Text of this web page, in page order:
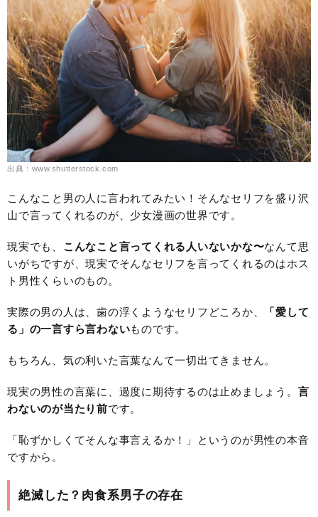
出典：www.shutterstock.com
こんなこと男の人に言われてみたい！そんなセリフを盛り沢
山で言ってくれるのが、少女漫画の世界です。
現実でも、 こんなこと言ってくれる人いないかな〜なんて思
いがちですが、現実でそんなセリフを言ってくれるのはホス
ト男性くらいのもの。
実際の男の人は、歯の浮くようなセリフどころか、
「愛して
る」の一言すら言わないものです。
もちろん、気の利いた言葉なんて一切出てきません。
現実の男性の言葉に、過度に期待するのは止めましょう。 言
わないのが当たり前です。
「恥ずかしくてそんな事言えるか！」というのが男性の本音
ですから。
絶滅した？肉食系男子の存在